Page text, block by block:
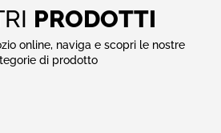
PRODOTTI
online, naviga e scopri le nostre
di prodotto